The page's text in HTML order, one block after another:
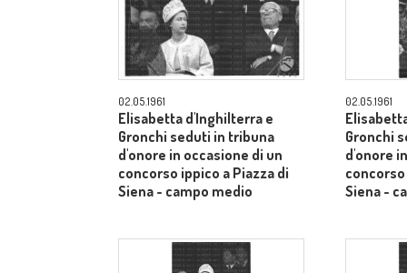
02.05.1961
Elisabetta d'Inghilterra e
Gronchi seduti in tribuna
d'onore in occasione di un
concorso ippico a Piazza di
Siena - campo medio
02.05.1961
Gronchi
d'onore
Siena -